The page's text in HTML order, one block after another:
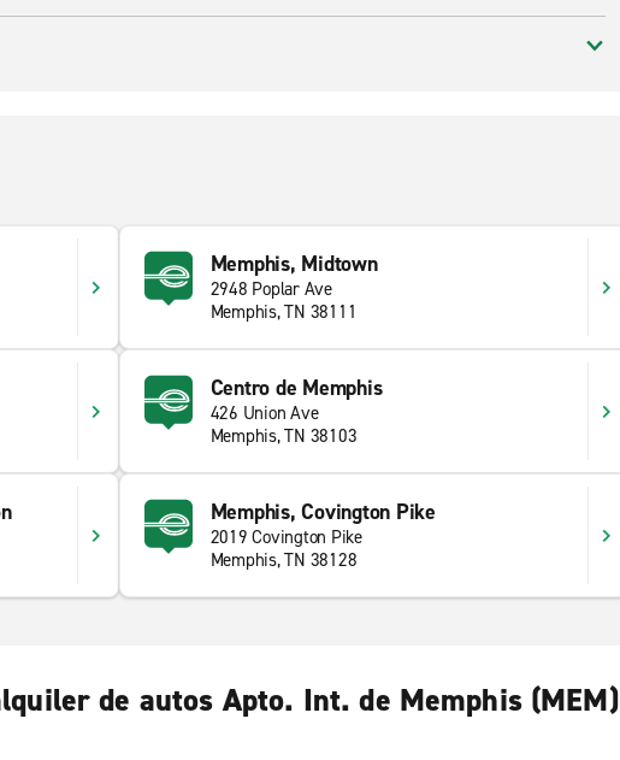
Memphis, Midtown
2948 Poplar Ave
Memphis, TN 38111
Centro de Memphis
426 Union Ave
Memphis, TN 38103
Memphis, Covington Pike
2019 Covington Pike
Memphis, TN 38128
de autos Apto. Int. de Memphis (MEM)